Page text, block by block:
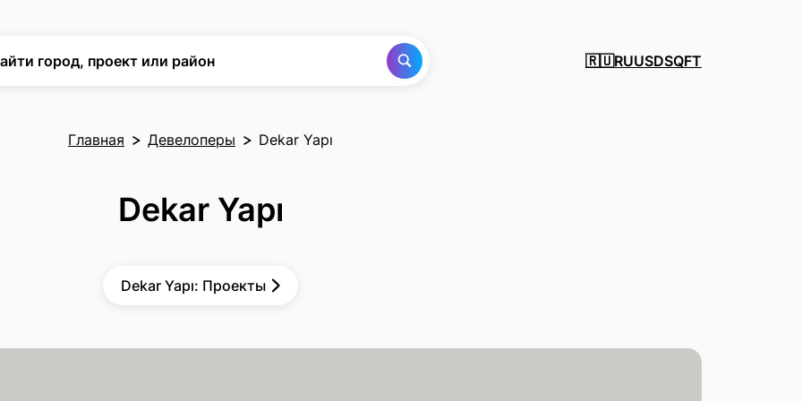
город, проект или район
🇷🇺RUUSDSQFT
Главная Девелоперы Dekar Yapı
Dekar Yapı
Dekar Yapı: Проекты